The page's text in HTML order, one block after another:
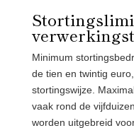
Minimum
de tien en twintig
stortingswijze.
vaak rond de
worden uitgebreid